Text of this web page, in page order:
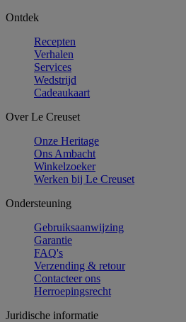
Ontdek
Recepten
Verhalen
Services
Wedstrijd
Cadeaukaart
Over Le Creuset
Onze Heritage
Ons Ambacht
Winkelzoeker
Werken bij Le Creuset
Ondersteuning
Gebruiksaanwijzing
Garantie
FAQ's
Verzending & retour
Contacteer ons
Herroepingsrecht
Juridische informatie